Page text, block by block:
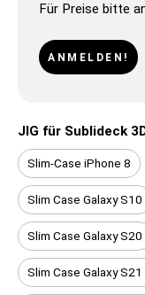
Für Preise bitte
ANMELDEN!
JIG für Sublideck
Slim-Case iPhone 8
Slim Case Galaxy S10
Slim Case Galaxy S20
Slim Case Galaxy S21